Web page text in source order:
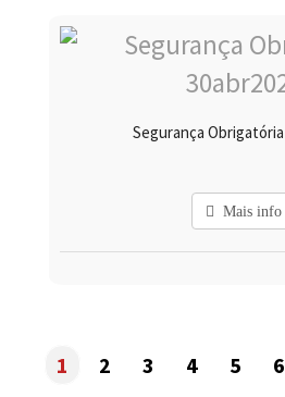
Segurança
Mais info
1 2 3 4 5 6